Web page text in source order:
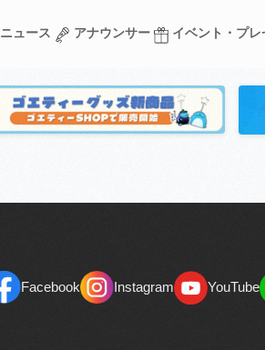
ニュース
アナウンサー
イベント・プレ
Facebook
Instagram
YouTube